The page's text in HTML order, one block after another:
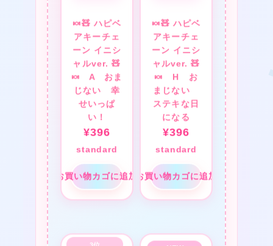
🍬🧸 ハピベ
アキーチェ
ーン イニシ
ャルver. 🧸
🍬 A おま
じない 幸
せいっぱ
い！
¥396
standard
お買い物カゴに追加
🍬🧸 ハピベ
アキーチェ
ーン イニシ
ャルver. 🧸
🍬 H お
まじない
ステキな日
になる
¥396
standard
お買い物カゴに追加
❤ ★
★